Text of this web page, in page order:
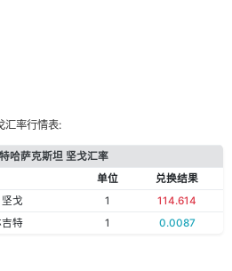
汇率行情表:
哈萨克斯坦 坚戈汇率
单位
兑换结果
戈
1
114.614
特
1 0.0087